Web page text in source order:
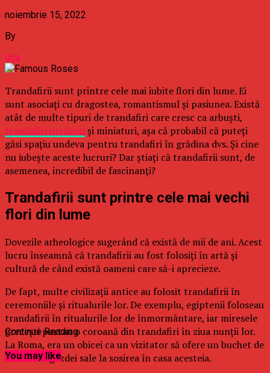
noiembrie 15, 2022
By
dca
Trandafirii sunt printre cele mai iubite flori din lume. Ei
sunt asociați cu dragostea, romantismul și pasiunea. Există
atât de multe tipuri de trandafiri care cresc ca arbuști,
trandafiri urcătoriși miniaturi, așa că probabil că puteți
găsi spațiu undeva pentru trandafiri în grădina dvs. Și cine
nu iubește aceste lucruri? Dar știați că trandafirii sunt, de
asemenea, incredibil de fascinanți?
Trandafirii sunt printre cele mai vechi
flori din lume
Dovezile arheologice sugerând că există de mii de ani. Acest
lucru înseamnă că trandafirii au fost folosiți în artă și
cultură de când există oameni care să-i aprecieze.
De fapt, multe civilizații antice au folosit trandafirii în
ceremoniile și ritualurile lor. De exemplu, egiptenii foloseau
trandafirii în ritualurile lor de înmormântare, iar miresele
grecești purtau o coroană din trandafiri în ziua nunții lor.
La Roma, era un obicei ca un vizitator să ofere un buchet de
trandafiri gazdei sale la sosirea în casa acesteia.
Continue Reading
You may like